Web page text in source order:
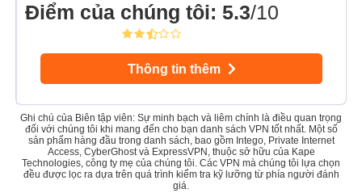
Điểm của chúng tôi: 5.3/10
Thông tin thêm
Ghi chú của Biên tập viên: Sự minh bạch và liêm chính là điều quan trọng
đối với chúng tôi khi mang đến cho bạn danh sách VPN tốt nhất. Một số
sản phẩm hàng đầu trong danh sách, bao gồm Intego, Private Internet
Access, CyberGhost và ExpressVPN, thuộc sở hữu của Kape
Technologies, công ty mẹ của chúng tôi. Các VPN mà chúng tôi lựa chọn
đều được lọc ra dựa trên quá trình kiểm tra kỹ lưỡng từ phía người đánh
giá.